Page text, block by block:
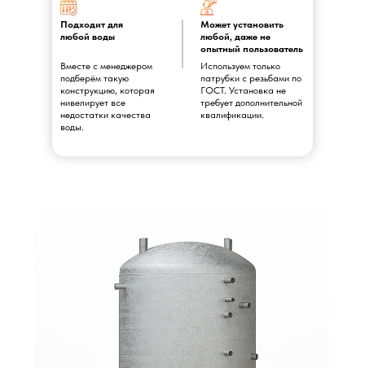
Подходит для
любой воды
Вместе с менеджером
подберём такую
конструкцию, которая
нивелирует все
недостатки качества
воды.
Может установить
любой, даже не
опытный пользователь
Используем только
патрубки с резьбами по
ГОСТ. Установка не
требует дополнительной
квалификации.